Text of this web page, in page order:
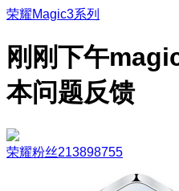
荣耀Magic3系列
刚刚下午
本问题反馈
荣耀粉丝213898755